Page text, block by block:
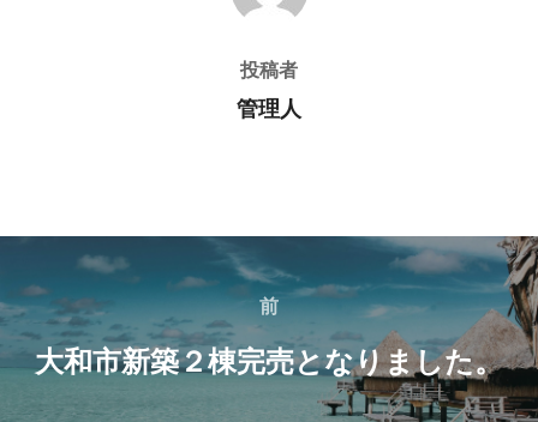
投稿者
管理人
稿
ナ
ビ
前
前
大和市新築２棟完売となりました。